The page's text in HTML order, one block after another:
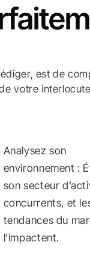
est de
votre
Analysez son
environnement :
son secteur
concurrents, et
tendances du
l’impactent.